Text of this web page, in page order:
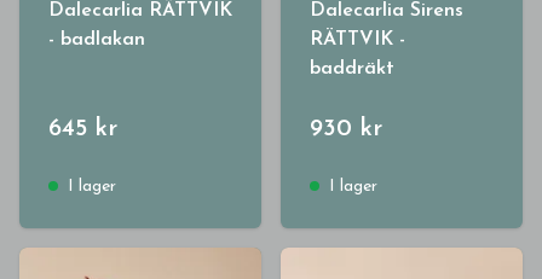
Dalecarlia RÄTTVIK
- badlakan
645 kr
I lager
Dalecarlia Sirens
RÄTTVIK -
baddräkt
930 kr
I lager